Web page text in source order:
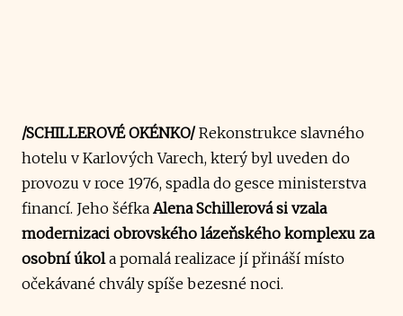
/SCHILLEROVÉ OKÉNKO/Rekonstrukce slavného
hotelu v Karlových Varech, který byl uveden do
provozu v roce 1976, spadla do gesce ministerstva
financí. Jeho šéfka Alena Schillerová si vzala
modernizaci obrovského lázeňského komplexu za
osobní úkola pomalá realizace jí přináší místo
očekávané chvály spíše bezesné noci.